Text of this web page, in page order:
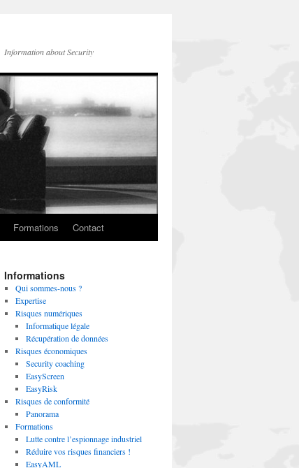
Information about Security
Formations Contact
Informations
Qui sommes-nous ?
Expertise
Risques numériques
Informatique légale
Récupération de données
Risques économiques
Security coaching
EasyScreen
EasyRisk
Risques de conformité
Panorama
Formations
Lutte contre l’espionnage industriel
Réduire vos risques financiers !
EasyAML